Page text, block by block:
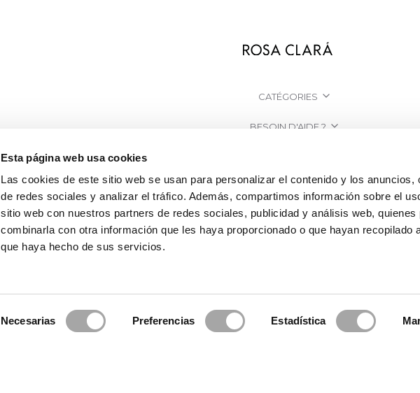
Esta página web usa cookies
Las cookies de este sitio web se usan para personalizar el contenido y los anuncios,
de redes sociales y analizar el tráfico. Además, compartimos información sobre el
sitio web con nuestros partners de redes sociales, publicidad y análisis web, quienes
combinarla con otra información que les haya proporcionado o que hayan recopilado
que haya hecho de sus servicios.
Necesarias Preferencias Estadística
CATÉGORIES
BESOIN D'AIDE ?
ENTREPRISE
© 2026 Rosa Clará | Since 1995 · Mentions légales Politique de confidentialité